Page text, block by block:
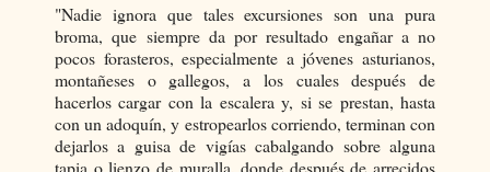
"Nadie ignora que tales excursiones son una pura
broma, que siempre da por resultado engañar a no
pocos forasteros, especialmente a jóvenes asturianos,
montañeses o gallegos, a los cuales después de
hacerlos cargar con la escalera y, si se prestan, hasta
con un adoquín, y estropearlos corriendo, terminan con
dejarlos a guisa de vigías cabalgando sobre alguna
tapia o lienzo de muralla, donde después de arrecidos